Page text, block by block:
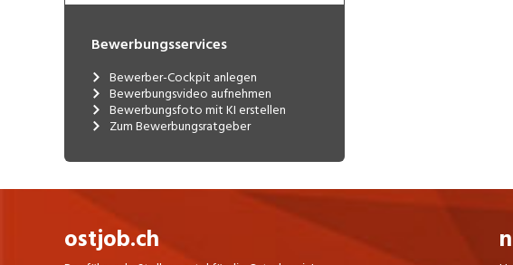
Bewerbungsservices
Bewerber-Cockpit anlegen
Bewerbungsvideo aufnehmen
Bewerbungsfoto mit KI erstellen
Zum Bewerbungsratgeber
ostjob.ch